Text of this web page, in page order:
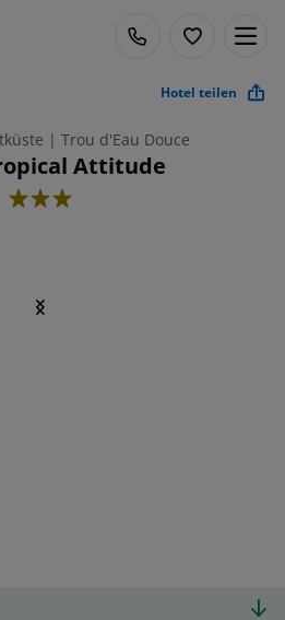
Hotel teilen
| Trou d'Eau Douce
Attitude
3